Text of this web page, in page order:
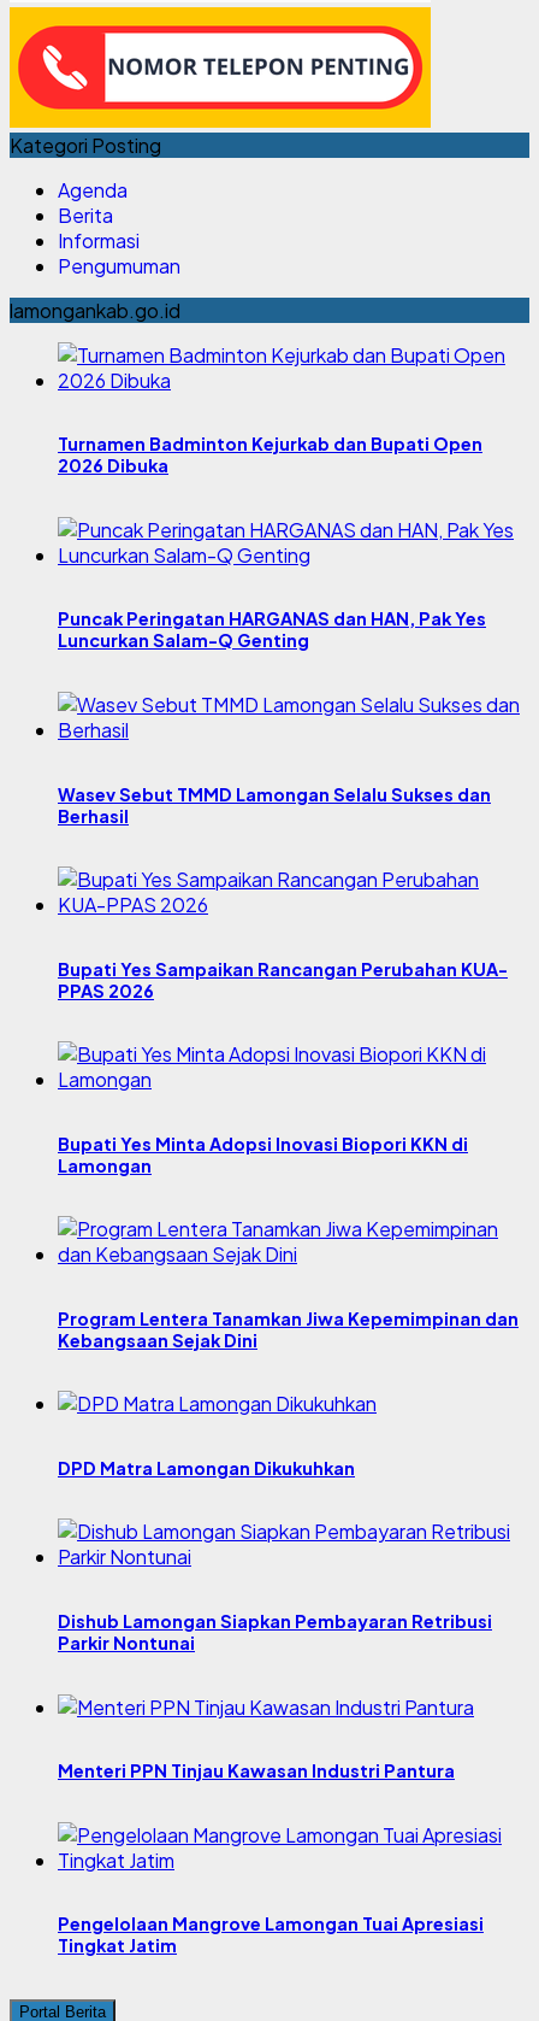
Kategori Posting
Agenda
Berita
Informasi
Pengumuman
lamongankab.go.id
Turnamen Badminton Kejurkab dan Bupati Open
2026 Dibuka
Puncak Peringatan HARGANAS dan HAN, Pak Yes
Luncurkan Salam-Q Genting
Wasev Sebut TMMD Lamongan Selalu Sukses dan
Berhasil
Bupati Yes Sampaikan Rancangan Perubahan KUA-
PPAS 2026
Bupati Yes Minta Adopsi Inovasi Biopori KKN di
Lamongan
Program Lentera Tanamkan Jiwa Kepemimpinan dan
Kebangsaan Sejak Dini
DPD Matra Lamongan Dikukuhkan
Dishub Lamongan Siapkan Pembayaran Retribusi
Parkir Nontunai
Menteri PPN Tinjau Kawasan Industri Pantura
Pengelolaan Mangrove Lamongan Tuai Apresiasi
Tingkat Jatim
Portal Berita